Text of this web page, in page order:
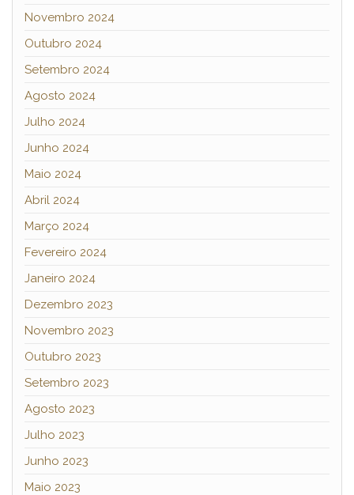
Novembro 2024
Outubro 2024
Setembro 2024
Agosto 2024
Julho 2024
Junho 2024
Maio 2024
Abril 2024
Março 2024
Fevereiro 2024
Janeiro 2024
Dezembro 2023
Novembro 2023
Outubro 2023
Setembro 2023
Agosto 2023
Julho 2023
Junho 2023
Maio 2023